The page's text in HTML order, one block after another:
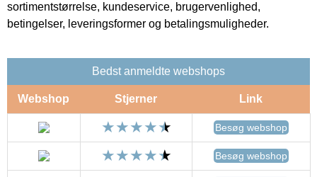
sortimentstørrelse, kundeservice, brugervenlighed,
betingelser, leveringsformer og betalingsmuligheder.
Bedst anmeldte webshops
Webshop Stjerner Link
Besøg webshop
Besøg webshop